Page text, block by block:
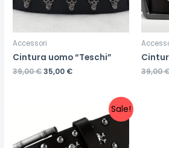
Accessori
Cintura uomo “Teschi”
39,00€35,00 € 39,00
Sale!